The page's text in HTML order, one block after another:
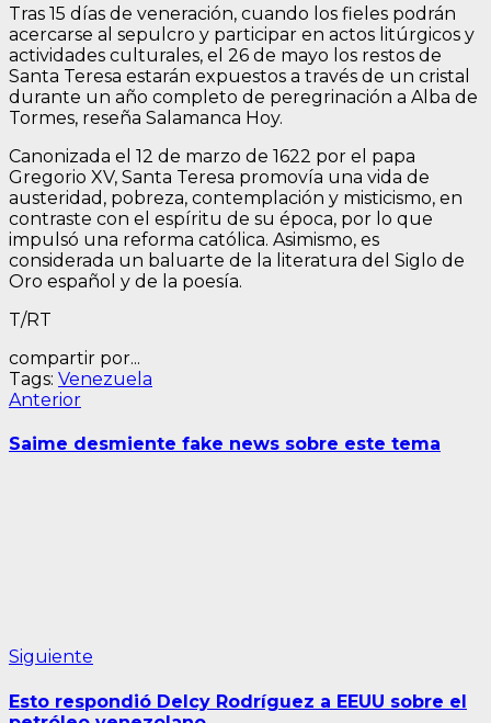
Tras 15 días de veneración, cuando los fieles podrán
acercarse al sepulcro y participar en actos litúrgicos y
actividades culturales, el 26 de mayo los restos de
Santa Teresa estarán expuestos a través de un cristal
durante un año completo de peregrinación a Alba de
Tormes, reseña Salamanca Hoy.
Canonizada el 12 de marzo de 1622 por el papa
Gregorio XV, Santa Teresa promovía una vida de
austeridad, pobreza, contemplación y misticismo, en
contraste con el espíritu de su época, por lo que
impulsó una reforma católica. Asimismo, es
considerada un baluarte de la literatura del Siglo de
Oro español y de la poesía.
T/RT
compartir por...
Tags: Venezuela
Navegación
de
AnteriorEntrada
Saime desmiente fake news sobre este tema
Siguiente
Esto respondió Delcy Rodríguez a EEUU sobre el